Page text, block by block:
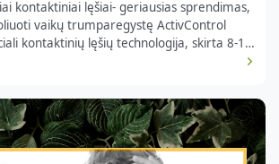
kontaktiniai lęšiai- geriausias sprendimas,
vaikų trumparegystę ActivControl
kontaktinių lęšių technologija, skirta 8-12
pradžioje, kuri koreguoja jų regėjimą ir
geram regėjimui, o periferijoje –
kurios duoda optinį stimulą akiai augti
panašus į […]